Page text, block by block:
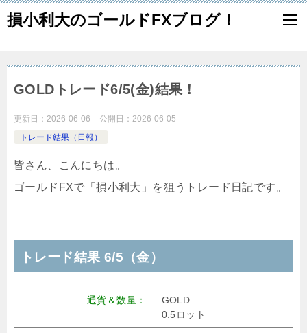
損小利大のゴールドFXブログ！
GOLDトレード6/5(金)結果！
更新日： 2026-06-06 公開日： 2026-06-05
トレード結果（日報）
皆さん、こんにちは。
ゴールドFXで「損小利大」を狙うトレード日記です。
トレード結果 6/5（金）
通貨＆数量：
GOLD
0.5ロット